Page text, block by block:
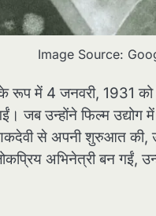
Image Source:
के रूप में 4 जनवरी, 1931
उन्होंने फिल्म उद्योग में
से अपनी शुरुआत की,
अभिनेत्री बन गईं,